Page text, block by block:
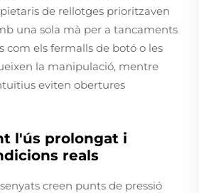
de rellotges prioritzaven
una sola mà per a tancaments
com els fermalls de botó o les
la manipulació, mentre
eviten obertures
l'ús prolongat i
reals
creen punts de pressió